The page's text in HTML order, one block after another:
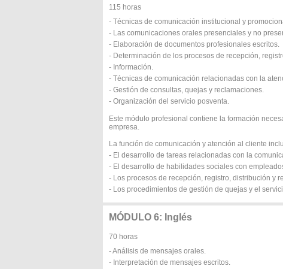
115 horas
- Técnicas de comunicación institucional y
- Las comunicaciones orales presenciales y no
- Elaboración de documentos profesionales escritos.
- Determinación de los procesos de recepción,
- Información.
- Técnicas de comunicación relacionadas con la
- Gestión de consultas, quejas y reclamaciones.
- Organización del servicio posventa.
Este módulo profesional contiene la formación
empresa.
La función de comunicación y atención al cliente
- El desarrollo de tareas relacionadas con la
- El desarrollo de habilidades sociales con
- Los procesos de recepción, registro, distribución y
- Los procedimientos de gestión de quejas y el
MÓDULO 6: Inglés
70 horas
- Análisis de mensajes orales.
- Interpretación de mensajes escritos.